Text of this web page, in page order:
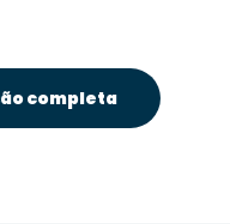
completa